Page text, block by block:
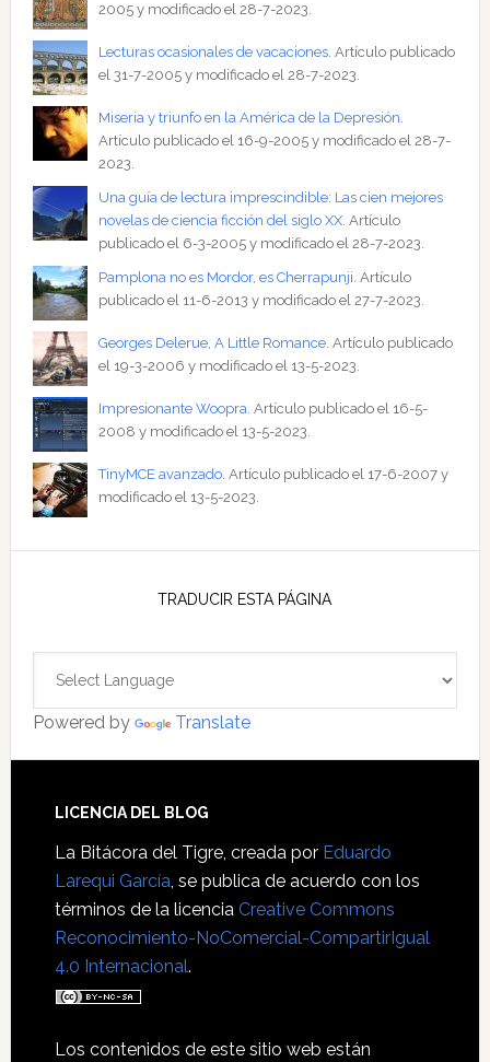
2005 y modificado el 28-7-2023.
Lecturas ocasionales de vacaciones. Artículo publicado
el 31-7-2005 y modificado el 28-7-2023.
Miseria y triunfo en la América de la Depresión.
Artículo publicado el 16-9-2005 y modificado el 28-7-
2023.
Una guía de lectura imprescindible: Las cien mejores
novelas de ciencia ficción del siglo XX. Artículo
publicado el 6-3-2005 y modificado el 28-7-2023.
Pamplona no es Mordor, es Cherrapunji. Artículo
publicado el 11-6-2013 y modificado el 27-7-2023.
Georges Delerue, A Little Romance. Artículo publicado
el 19-3-2006 y modificado el 13-5-2023.
Impresionante Woopra. Artículo publicado el 16-5-
2008 y modificado el 13-5-2023.
TinyMCE avanzado. Artículo publicado el 17-6-2007 y
modificado el 13-5-2023.
TRADUCIR ESTA PÁGINA
Powered by Translate
Footer
LICENCIA DEL BLOG
La Bitácora del Tigre, creada por Eduardo
Larequi García, se publica de acuerdo con los
términos de la licencia Creative Commons
Reconocimiento-NoComercial-CompartirIgual
4.0 Internacional.
Los contenidos de este sitio web están